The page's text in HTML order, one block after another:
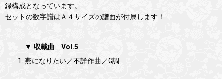
録構成となっています。
セットの数字譜はＡ４サイズの譜面が付属します！
▼ 収載曲 Vol.5
燕になりたい／不詳作曲／G調